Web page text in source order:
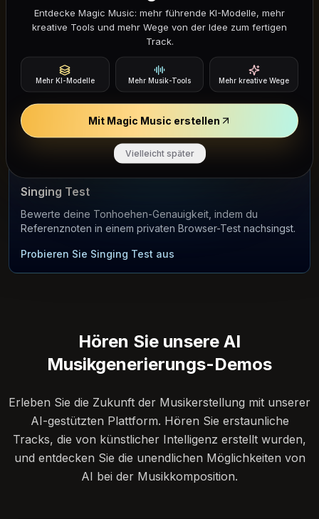
Song Finder
Laden Sie einen kurzen Clip hoch, um Songtitel, Künstler
und Hörlinks zu erkennen.
Probieren Sie Song Finder aus
Singing Test
Bewerte deine Tonhoehen-Genauigkeit, indem du
Referenznoten in einem privaten Browser-Test nachsingst.
Probieren Sie Singing Test aus
Hören Sie unsere AI
Musikgenerierungs-Demos
Erleben Sie die Zukunft der Musikerstellung mit unserer
AI-gestützten Plattform. Hören Sie erstaunliche
Tracks, die von künstlicher Intelligenz erstellt wurden,
und entdecken Sie die unendlichen Möglichkeiten von
AI bei der Musikkomposition.
Entdecke Magic Music: mehr führende KI-Modelle, mehr
kreative Tools und mehr Wege von der Idee zum fertigen
Track.
Mehr KI-Modelle Mehr Musik-Tools Mehr kreative Wege
Mit Magic Music erstellen
Vielleicht später